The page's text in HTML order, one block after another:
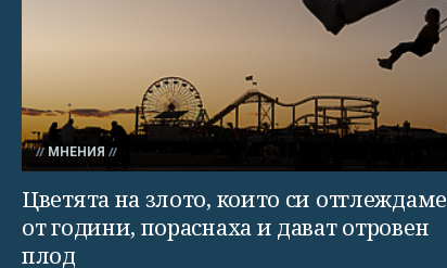
МНЕНИЯ
Цветята на злото, които си отглеждаме
от години, пораснаха и дават отровен
плод